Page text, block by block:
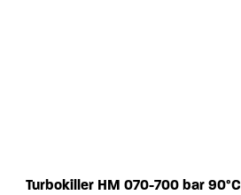
Turbokiller HM 070-700 bar 90°C